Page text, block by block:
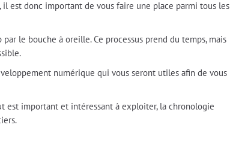
est donc important de vous faire une place parmi tous les
le bouche à oreille. Ce processus prend du temps, mais
numérique qui vous seront utiles afin de vous
est important et intéressant à exploiter, la chronologie